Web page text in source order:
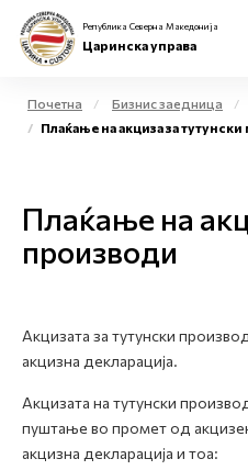
Физички лица
Бизнис заедница
Контакт
Република Северна Македонија
Царинска управа
Почетна Бизнис заедница
Плаќање на акциза за тутунски
Плаќање на
производи
Акцизата за тутунски
акцизна декларација.
Акцизата на тутунски
пуштање во промет од
акцизна декларација и тоа: